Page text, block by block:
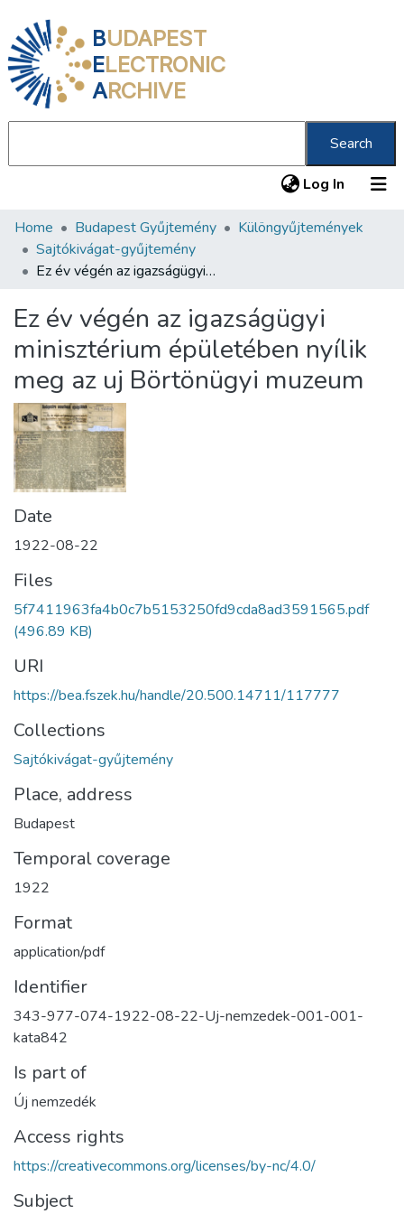
BUDAPEST
ELECTRONIC
ARCHIVE
Search
Log In (current)
Communities & Collections
All of DSpace
About us
Home Budapest Gyűjtemény
Különgyűjtemények
Sajtókivágat-gyűjtemény
Ez év végén az igazságügyi minisztérium épületében nyílik meg az uj Börtönügyi muzeum
Ez év végén az igazságügyi
minisztérium épületében nyílik
meg az uj Börtönügyi muzeum
Date
1922-08-22
Files
5f7411963fa4b0c7b5153250fd9cda8ad3591565.pdf
(496.89 KB)
URI
https://bea.fszek.hu/handle/20.500.14711/117777
Collections
Sajtókivágat-gyűjtemény
Place, address
Budapest
Temporal coverage
1922
Format
application/pdf
Identifier
343-977-074-1922-08-22-Uj-nemzedek-001-001-
kata842
Is part of
Új nemzedék
Access rights
https://creativecommons.org/licenses/by-nc/4.0/
Subject